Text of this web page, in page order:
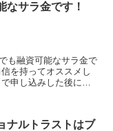
なサラ金です！
も融資可能なサラ金で
を持ってオススメし
申し込みした後に電
ナルトラストはブ